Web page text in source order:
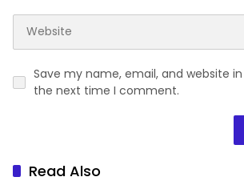
Save my name, email, and website
the next time I comment.
Read Also